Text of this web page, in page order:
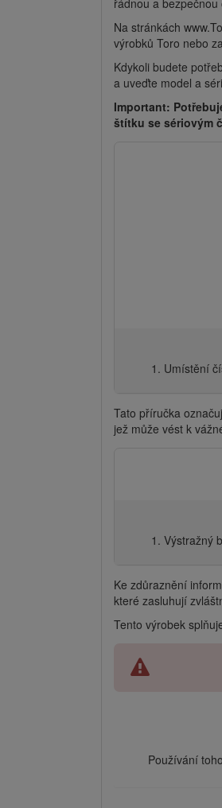
Na stránkách
výrobků Toro nebo
Kdykoli budete
a uveďte model a
Important:
štítku se sériovým
Umístění
Tato příručka
jež může vést k
Výstražný
Ke zdůraznění
které zasluhují
Tento výrobek
Používání